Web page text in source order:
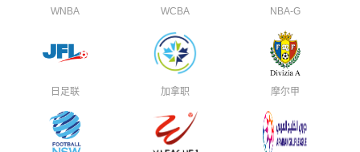
WNBA WCBA NBA-G
日足联 加拿职 摩尔甲